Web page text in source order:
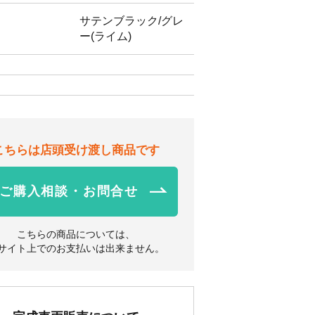
サテンブラック/グレ
ー(ライム)
ちらは店頭受け渡し商品です
ご購入相談・お問合せ
こちらの商品については、
イト上でのお支払いは出来ません。